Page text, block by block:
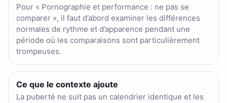
Pour « Pornographie et performance : ne pas se
comparer », il faut d’abord examiner les différences
normales de rythme et d’apparence pendant une
période où les comparaisons sont particulièrement
trompeuses.
Ce que le contexte ajoute
La puberté ne suit pas un calendrier identique et les